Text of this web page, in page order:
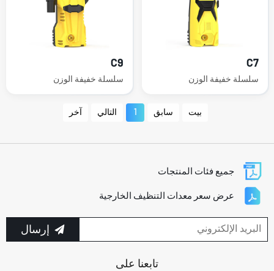
C7
سلسلة خفيفة الوزن
C9
سلسلة خفيفة الوزن
بيت سابق التالي آخر
جميع فئات المنتجات
عرض سعر معدات التنظيف الخارجية
إرسال
تابعنا على